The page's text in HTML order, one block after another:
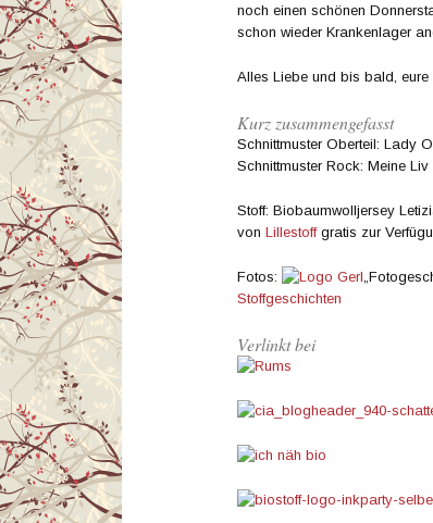
noch einen schönen
schon wieder Krankenlager
Alles Liebe und bis bald, eure
Kurz zusammengefasst
Schnittmuster Oberteil: Lady
Schnittmuster Rock: Meine Liv
Stoff: Biobaumwolljersey
von Lillestoffgratis zur
Fotos:
Stoffgeschichten
Verlinkt bei